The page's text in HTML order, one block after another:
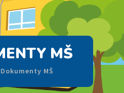
MŠ
Dokumenty MŠ